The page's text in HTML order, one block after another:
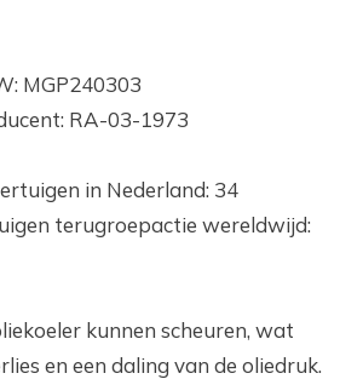
MGP240303
RA-03-1973
in Nederland: 34
terugroepactie wereldwijd:
kunnen scheuren, wat
en een daling van de oliedruk.